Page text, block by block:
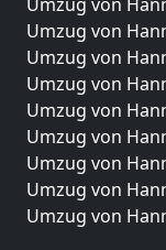
Umzug von
Umzug von
Umzug von
Umzug von
Umzug von
Umzug von
Umzug von
Umzug von